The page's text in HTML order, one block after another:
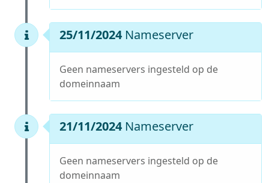
25/11/2024 Nameserver
Geen nameservers ingesteld op de
domeinnaam
21/11/2024 Nameserver
Geen nameservers ingesteld op de
domeinnaam